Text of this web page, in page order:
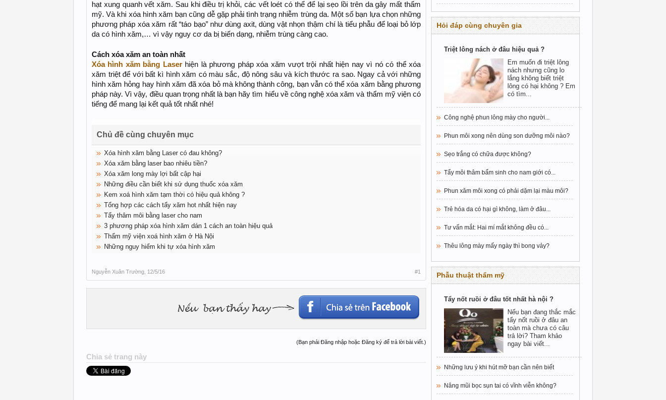
hạt xung quanh vết xăm. Sau khi điều trị khỏi, các vết loét có thể để lại sẹo lồi trên da gây mất thẩm
mỹ. Và khi xóa hình xăm bạn cũng dễ gặp phải tình trạng nhiễm trùng da. Một số bạn lựa chọn những
phương pháp xóa xăm rất “táo bạo” như dùng axit, dùng vật nhọn thậm chí là tiểu phẫu để loại bỏ lớp
da có hình xăm,… vì vậy nguy cơ da bị biến dạng, nhiễm trùng càng cao.
Cách xóa xăm an toàn nhất
Xóa hình xăm bằng Laserhiện là phương pháp xóa xăm vượt trội nhất hiện nay vì nó có thể xóa
xăm triệt để với bất kì hình xăm có màu sắc, độ nông sâu và kích thước ra sao. Ngay cả với những
hình xăm hỏng hay hình xăm đã xóa bỏ mà không thành công, bạn vẫn có thể xóa xăm bằng phương
pháp này. Vì vậy, điều quan trọng nhất là bạn hãy tìm hiểu về công nghệ xóa xăm và thẩm mỹ viện có
tiếng để mang lại kết quả tốt nhất nhé!
Chủ đề cùng chuyên mục
Xóa hình xăm bằng Laser có đau không?
Xóa xăm bằng laser bao nhiêu tiền?
Xóa xăm long mày lợi bất cập hại
Những điều cần biết khi sử dụng thuốc xóa xăm
Kem xoá hình xăm tạm thời có hiệu quả không ?
Tổng hợp các cách tẩy xăm hot nhất hiện nay
Tẩy thâm môi bằng laser cho nam
3 phương pháp xóa hình xăm dán 1 cách an toàn hiệu quả
Thẩm mỹ viện xoá hình xăm ở Hà Nội
Những nguy hiểm khi tự xóa hình xăm
Nguyễn Xuân Trường 12/5/16 #1
(Bạn phải Đăng nhập hoặc Đăng ký để trả lời bài viết.)
Chia sẻ trang này
Hỏi đáp cùng chuyên gia
Triệt lông nách ở đâu hiệu quả ?
Em muốn đi triệt lông
nách nhưng cũng lo
lắng không biết triệt
lông có hại không ? Em
có tìm...
Công nghệ phun lông mày cho người...
Phun môi xong nên dùng son dưỡng môi nào?
Sẹo trắng có chữa được không?
Tẩy môi thâm bẩm sinh cho nam giới có...
Phun xăm môi xong có phải dặm lại màu môi?
Trẻ hóa da có hại gì không, làm ở đâu...
Tư vấn mắt: Hai mí mắt không đều có...
Thêu lông mày mấy ngày thì bong vảy?
Phẫu thuật thẩm mỹ
Tẩy nốt ruồi ở đâu tốt nhất hà nội ?
Nếu bạn đang thắc mắc
tẩy nốt ruồi ở đâu an
toàn mà chưa có câu
trả lời? Tham khảo
ngay bài viết...
Những lưu ý khi hút mỡ bạn cần nên biết
Nâng mũi bọc sụn tai có vĩnh viễn không?